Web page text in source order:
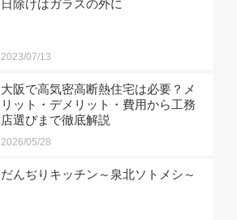
日除けはガラスの外に
2023/07/13
大阪で高気密高断熱住宅は必要？メ
リット・デメリット・費用から工務
店選びまで徹底解説
2026/05/28
だんぢりキッチン～泉北ソトメシ～